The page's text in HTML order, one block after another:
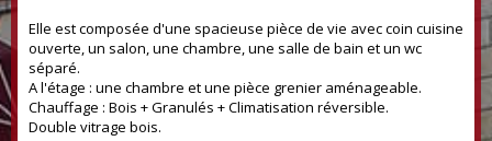
Elle est composée d'une spacieuse pièce de vie avec coin cuisine
ouverte, un salon, une chambre, une salle de bain et un wc
séparé.
A l'étage : une chambre et une pièce grenier aménageable.
Chauffage : Bois + Granulés + Climatisation réversible.
Double vitrage bois.